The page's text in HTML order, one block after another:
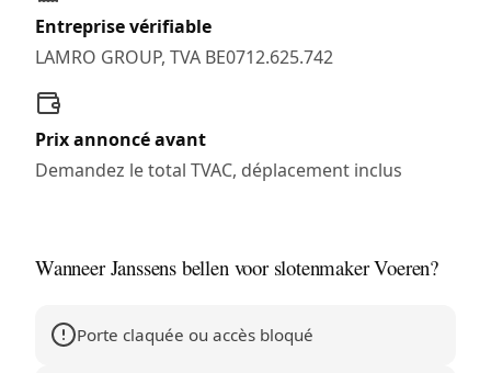
Entreprise vérifiable
LAMRO GROUP, TVA BE0712.625.742
Prix annoncé avant
Demandez le total TVAC, déplacement inclus
Wanneer Janssens bellen voor slotenmaker Voeren?
Porte claquée ou accès bloqué